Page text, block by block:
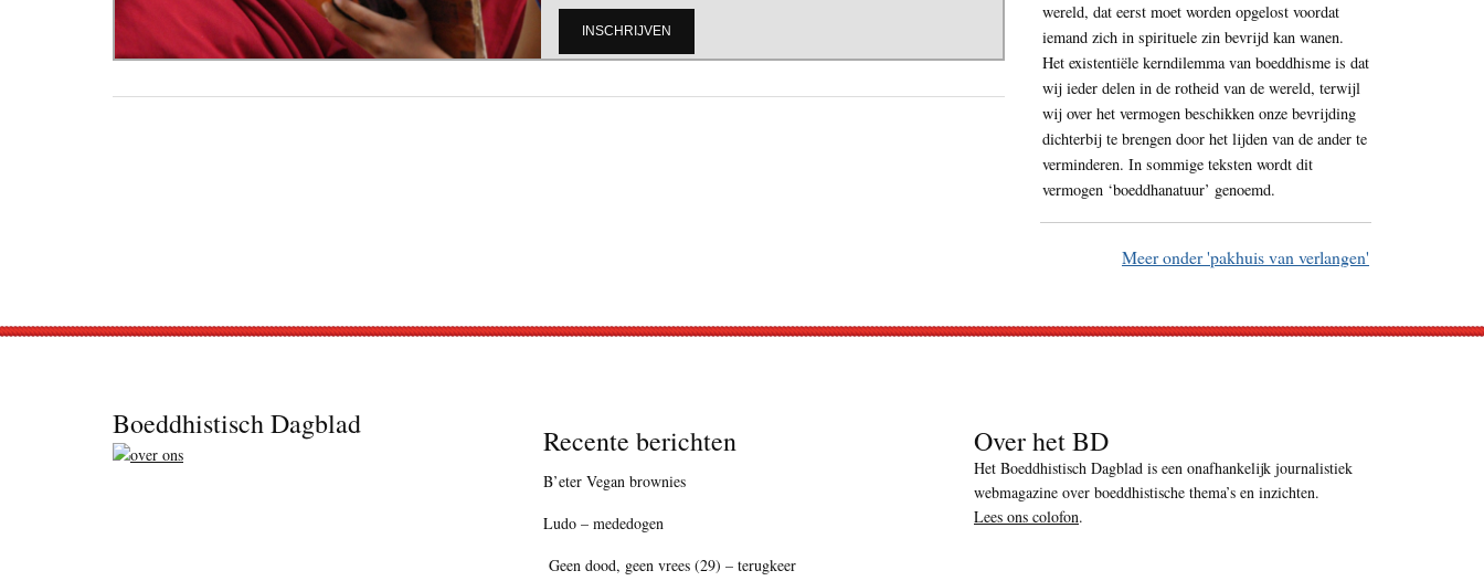
wereld, dat eerst moet worden opgelost voordat
iemand zich in spirituele zin bevrijd kan wanen.
Het existentiële kerndilemma van boeddhisme is dat
wij ieder delen in de rotheid van de wereld, terwijl
wij over het vermogen beschikken onze bevrijding
dichterbij te brengen door het lijden van de ander te
verminderen. In sommige teksten wordt dit
vermogen ‘boeddhanatuur’ genoemd.
Meer onder 'pakhuis van verlangen'
Boeddhistisch Dagblad Recente berichten
B’eter Vegan brownies
Ludo – mededogen
Geen dood, geen vrees (29) – terugkeer
Over het BD
Het Boeddhistisch Dagblad is een onafhankelijk journalistiek
webmagazine over boeddhistische thema’s en inzichten.
Lees ons colofon.